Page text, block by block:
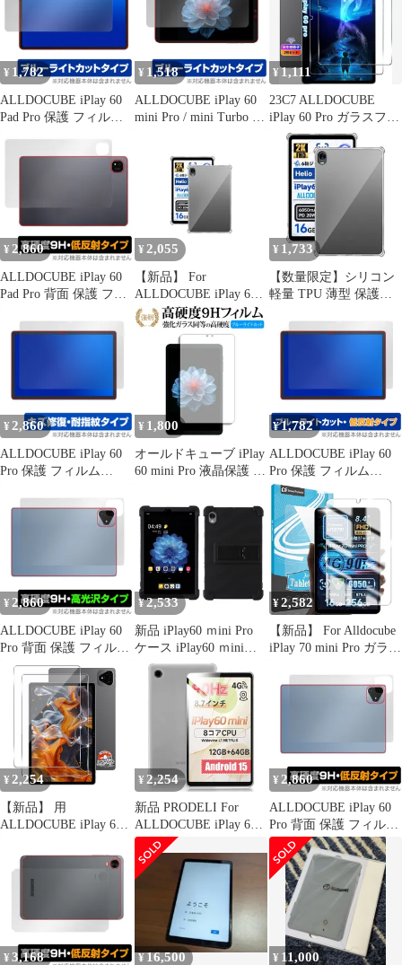
耐指紋 指紋防止
コーティング
¥ 1,782
ALLDOCUBE iPlay 60
Pad Pro 保護 フィルム
for オールドキューブ
液晶保護 目に優しい ブ
¥ 1,518
ALLDOCUBE iPlay 60
mini Pro / mini Turbo 保
ドキューブ タブレット
ブルーライトカット
¥1,111
23C7 ALLDOCUBE
iPlay 60 Pro ガラスフィ
ルム 2枚セット 【1枚傷
あり】
¥ 2,860
ALLDOCUBE iPlay 60
Pad Pro 背面 保護 フィ
for オールドキューブ
¥ 2,055
【新品】 For
ALLDOCUBE iPlay 60
mini Pro タブレット ケ
ース (2024最新) 8.4イン
チ 保護ケース TPU シ
リコン 軽量 薄型 擦り
傷防止 指紋防止 耐衝撃
iPlay 60 mini Pro ケース
カバー (クリ 0
¥ 1,733
【数量限定】シリコン
軽量 TPU 薄型 保護ケ
ンチ 指紋防止 (2024最
Mini Mini Turb
¥ 2,860
ALLDOCUBE iPlay 60
Pro 保護 フィルム
ルドキューブ 液晶保護
傷修復 耐指紋 指紋防止
¥ 1,800
オールドキューブ iPlay
60 mini Pro 液晶保護 フ
同等の 高硬度9H ブル
ーライトカット クリア
光沢タイプ 改訂版
¥1,782
ALLDOCUBE iPlay 60
Pro 保護 フィルム
OverLay Eye Protector
低反射 for オールドキ
ューブ 液晶保護 ブルー
ライトカット 反射防止
¥ 2,860
ALLDOCUBE iPlay 60
Pro 背面 保護 フィルム
OverLay 9H Brilliant for
オールドキューブ 9H高
硬度 透明感 高光沢
¥2,533
新品 iPlay60 ｍini Pro
ケース iPlay60 ｍini
Turbo ケース iPlay60ｍ
ini Pro/iPlay60ｍini
Turbo カバー
【Trocent】
ALLDOCUBE 8.4イン
チ タブレットケース ソ
フトTPU 調節可能
¥2,582
【新品】 For Alldocube
iPlay 70 mini Pro ガラス
ィルム 液晶保護フィル
ム 強化ガラス ケース
防止/画面保護/気泡ゼ
ロ/硬度9H 保護シート
iPlay 0
¥ 2,254
【新品】 用
ALLDOCUBE iPlay 60
インチ ２枚 【国産旭硝
子素材】 用 iPlay 60
Pro フィルム 硬度9H 用
ム 耐衝撃 用
ALLDOCUBE iPlay 60 1
¥ 2,254
新品 PRODELI For
ALLDOCUBE iPlay 60
mini 8.7インチ 専用 ケ
ース クリア カバー タ
ブレットケース TPU素
材 黄変防止 滑り止め
耐衝撃 落下防止 軽量
iplay 60 mini 用 保護カ
バー（つや消し半透
明）
¥ 2,860
ALLDOCUBE iPlay 60
Pro 背面 保護 フィルム
OverLay 9H Plus for オ
ールドキューブ 9H高硬
度 さらさら手触り反射
防止
¥ 3,168 ¥16,500 ¥ 11,000